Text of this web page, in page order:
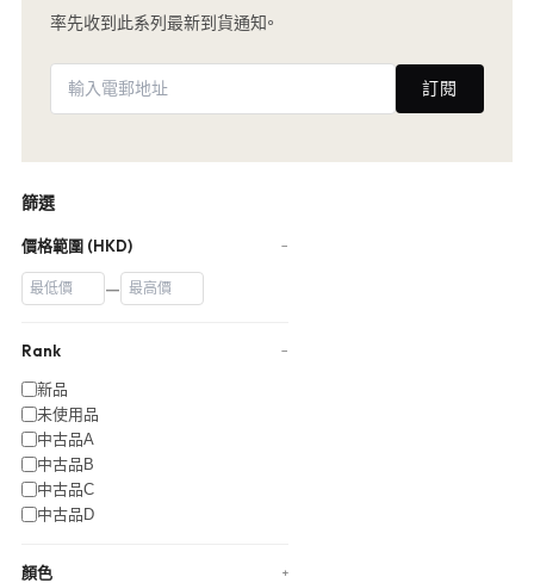
率先收到此系列最新到貨通知。
訂閱
篩選
價格範圍 (HKD) −
—
Rank −
新品
未使用品
中古品A
中古品B
中古品C
中古品D
顏色 +